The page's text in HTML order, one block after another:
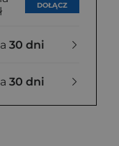
DOŁĄCZ
30 dni
30 dni